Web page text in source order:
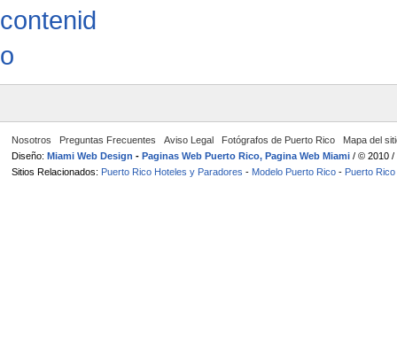
Nosotros Preguntas Frecuentes Aviso Legal Fotógrafos de Puerto Rico
Mapa del
Diseño: Miami Web Design - Paginas Web Puerto Rico, Pagina Web Miami / © 2010 /
Sitios Relacionados: Puerto Rico Hoteles y Paradores - Modelo Puerto Rico - Puerto